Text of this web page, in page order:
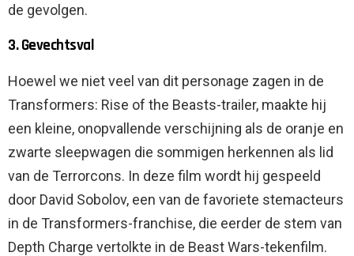
de gevolgen.
3. Gevechtsval
Hoewel we niet veel van dit personage zagen in de
Transformers: Rise of the Beasts-trailer, maakte hij
een kleine, onopvallende verschijning als de oranje en
zwarte sleepwagen die sommigen herkennen als lid
van de Terrorcons. In deze film wordt hij gespeeld
door David Sobolov, een van de favoriete stemacteurs
in de Transformers-franchise, die eerder de stem van
Depth Charge vertolkte in de Beast Wars-tekenfilm.